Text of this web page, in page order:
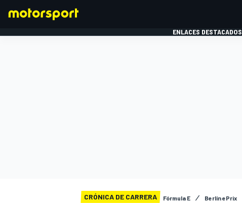
ENLACES DESTACADOS
CRÓNICA DE CARRERA Fórmula E Berlín ePrix